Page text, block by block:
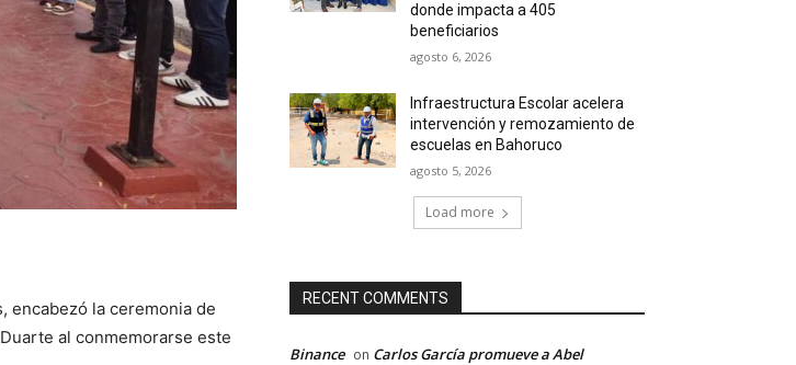
encabezó la ceremonia de
al conmemorarse este
donde impacta a 405
beneficiarios
agosto 6, 2026
Infraestructura Escolar acelera
intervención y remozamiento de
escuelas en Bahoruco
agosto 5, 2026
Load more
RECENT COMMENTS
Binance on Carlos García promueve a Abel